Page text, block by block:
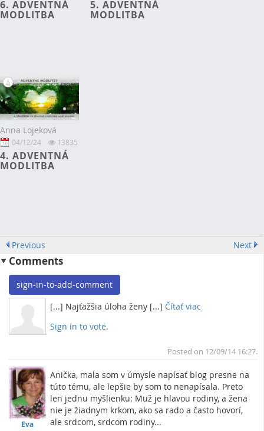
6. ADVENTNÁ
MODLITBA
5. ADVENTNÁ
MODLITBA
Anna Lojeková
04/12/24 13835
4. ADVENTNÁ
MODLITBA
Previous Next
Comments
sign-in-to-add-comment
[...] Najťažšia úloha ženy [...] Čítať viac
Sign in to vote.
Posted on 12/09/14 16:27.
Eva
Anička, mala som v úmysle napísať blog presne na
túto tému, ale lepšie by som to nenapísala. Preto
len jednu myšlienku: Muž je hlavou rodiny, a žena
nie je žiadnym krkom, ako sa rado a často hovorí,
ale srdcom, srdcom rodiny...